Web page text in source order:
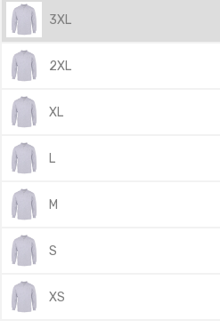
3XL
2XL
XL
L
M
S
XS